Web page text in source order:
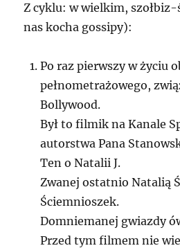
Z cyklu: w wielkim,
nas kocha gossipy):
Po raz pierwszy w życiu
pełnometrażowego,
Bollywood.
Był to filmik na Kanale
autorstwa Pana
Ten o Natalii J.
Zwanej ostatnio Natalią
Ściemnioszek.
Domniemanej gwiazdy
Przed tym filmem nie